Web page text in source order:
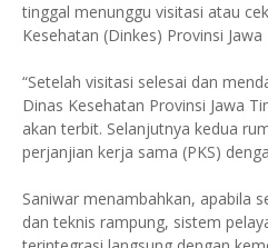
tinggal menunggu visitasi atau
Kesehatan (Dinkes) Provinsi Jawa
“Setelah visitasi selesai dan
Dinas Kesehatan Provinsi Jawa
akan terbit. Selanjutnya kedua
perjanjian kerja sama (PKS)
Saniwar menambahkan, apabila
dan teknis rampung, sistem